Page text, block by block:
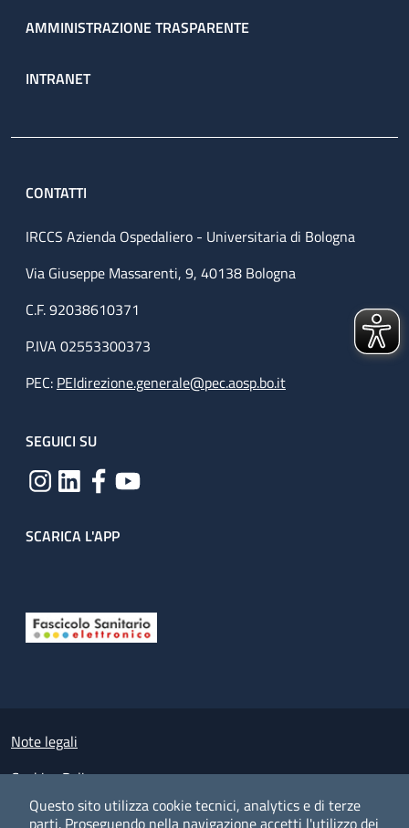
Questo sito utilizza cookie tecnici, analytics e di terze
parti. Proseguendo nella navigazione accetti l'utilizzo dei
AMMINISTRAZIONE TRASPARENTE
INTRANET
CONTATTI
IRCCS Azienda Ospedaliero - Universitaria di Bologna
Via Giuseppe Massarenti, 9, 40138 Bologna
C.F. 92038610371
P.IVA 02553300373
PEC: PEIdirezione.generale@pec.aosp.bo.it
SEGUICI SU
SCARICA L'APP
Small prints
Note legali
Cookies Policy
Policy privacy e protezione del dato personale